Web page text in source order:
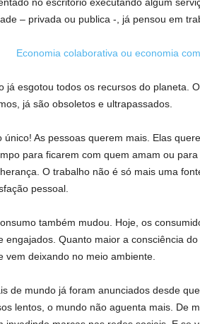
– privada ou publica -, já pensou em
já esgotou todos os recursos do planeta.
já são obsoletos e ultrapassados.
único! As pessoas querem mais. Elas
para ficarem com quem amam ou
O trabalho não é só mais uma
pessoal.
também mudou. Hoje, os
engajados. Quanto maior a consciência
vem deixando no meio ambiente.
de mundo já foram anunciados desde
lentos, o mundo não aguenta mais. De